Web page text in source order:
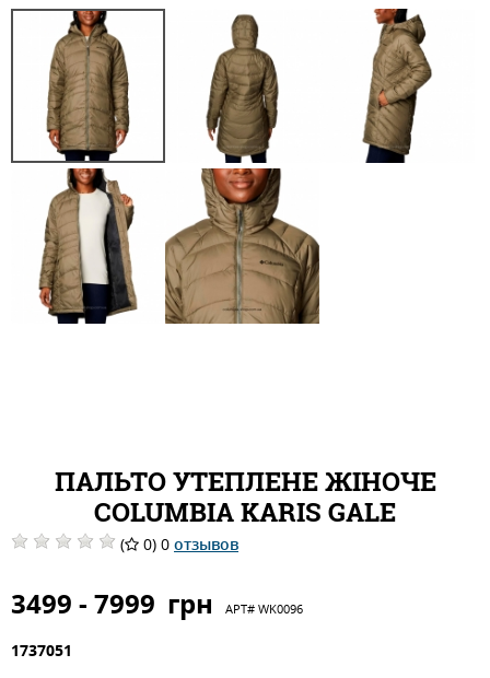
ПАЛЬТО УТЕПЛЕНЕ ЖІНОЧЕ
COLUMBIA KARIS GALE
( 0) 0 отзывов
3499 - 7999 грн АРТ# WK0096
1737051